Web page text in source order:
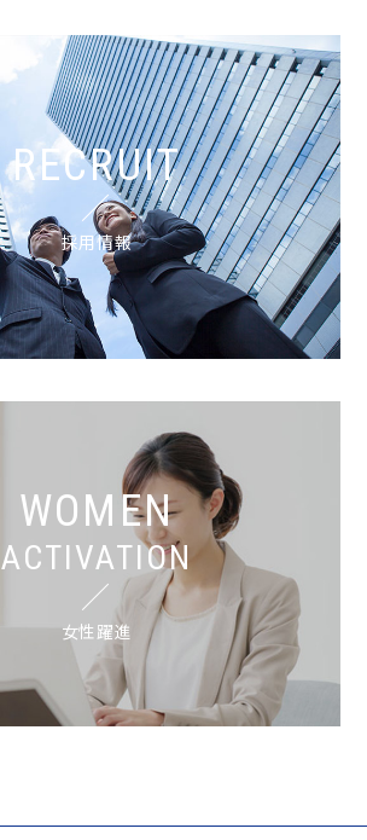
RECRUIT
採用情報
WOMEN
ACTIVATION
女性躍進